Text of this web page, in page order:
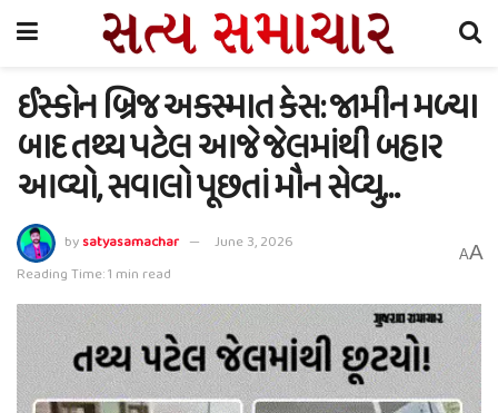
ઈસ્કોન બ્રિજ અકસ્માત કેસ: જામીન મળ્યા
બાદ તથ્ય પટેલ આજે જેલમાંથી બહાર
આવ્યો, સવાલો પૂછતાં મૌન સેવ્યુ…
bysatyasamachar
June 3, 2026
Reading Time: 1 min read
AA